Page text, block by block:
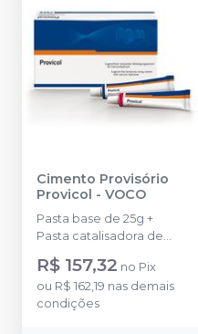
Cimento Provisório
Provicol - VOCO
Pasta base de 25g +
Pasta catalisadora de
25g.
R$ 157,32 no Pix
ou R$ 162,19 nas demais
condições